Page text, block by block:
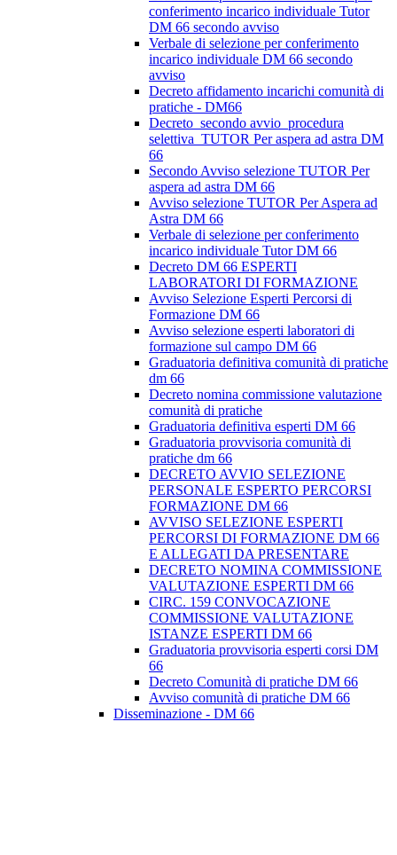
conferimento incarico individuale Tutor
DM 66 secondo avviso
Verbale di selezione per conferimento
incarico individuale DM 66 secondo
avviso
Decreto affidamento incarichi comunità di
pratiche - DM66
Decreto_secondo avvio_procedura
selettiva_TUTOR Per aspera ad astra DM
66
Secondo Avviso selezione TUTOR Per
aspera ad astra DM 66
Avviso selezione TUTOR Per Aspera ad
Astra DM 66
Verbale di selezione per conferimento
incarico individuale Tutor DM 66
Decreto DM 66 ESPERTI
LABORATORI DI FORMAZIONE
Avviso Selezione Esperti Percorsi di
Formazione DM 66
Avviso selezione esperti laboratori di
formazione sul campo DM 66
Graduatoria definitiva comunità di pratiche
dm 66
Decreto nomina commissione valutazione
comunità di pratiche
Graduatoria definitiva esperti DM 66
Graduatoria provvisoria comunità di
pratiche dm 66
DECRETO AVVIO SELEZIONE
PERSONALE ESPERTO PERCORSI
FORMAZIONE DM 66
AVVISO SELEZIONE ESPERTI
PERCORSI DI FORMAZIONE DM 66
E ALLEGATI DA PRESENTARE
DECRETO NOMINA COMMISSIONE
VALUTAZIONE ESPERTI DM 66
CIRC. 159 CONVOCAZIONE
COMMISSIONE VALUTAZIONE
ISTANZE ESPERTI DM 66
Graduatoria provvisoria esperti corsi DM
66
Decreto Comunità di pratiche DM 66
Avviso comunità di pratiche DM 66
Disseminazione - DM 66